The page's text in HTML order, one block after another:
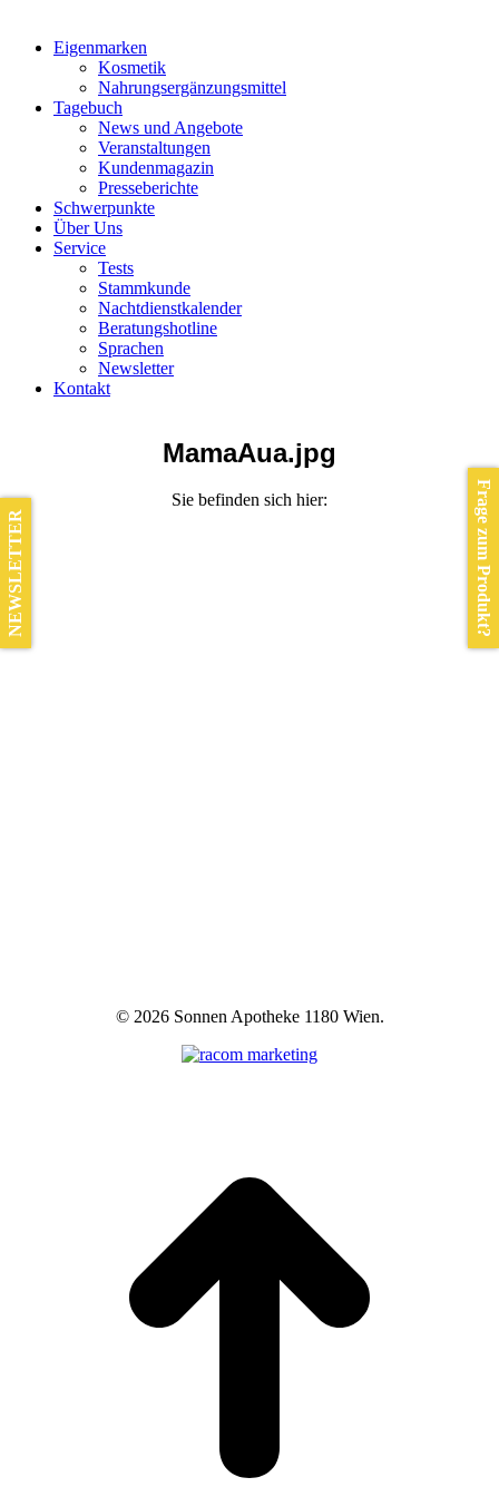
Eigenmarken
Kosmetik
Nahrungsergänzungsmittel
Tagebuch
News und Angebote
Veranstaltungen
Kundenmagazin
Presseberichte
Schwerpunkte
Über Uns
Service
Tests
Stammkunde
Nachtdienstkalender
Beratungshotline
Sprachen
Newsletter
Kontakt
MamaAua.jpg
Sie befinden sich hier:
© 2026 Sonnen Apotheke 1180 Wien.
Frage zum Produkt?
NEWSLETTER